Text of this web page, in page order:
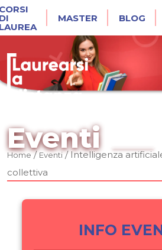
MASTER BLOG
Eventi
Home/Eventi/Intelligenza
collettiva
INFO